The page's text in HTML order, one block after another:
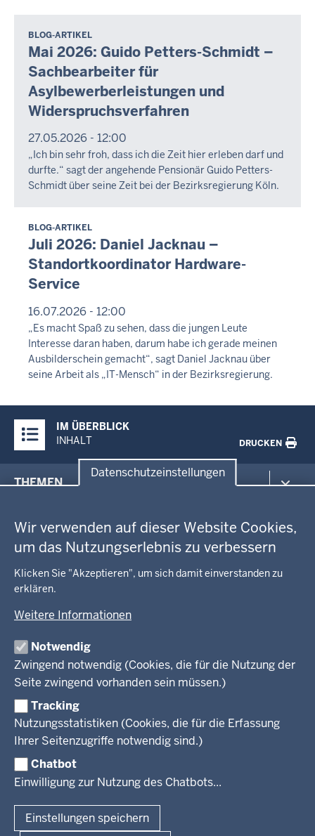
Datenschutzeinstellungen
Wir verwenden auf dieser Website Cookies,
um das Nutzungserlebnis zu verbessern
Klicken Sie "Akzeptieren", um sich damit einverstanden zu
erklären.
Weitere Informationen
Notwendig
Zwingend notwendig (Cookies, die für die Nutzung der
Seite zwingend vorhanden sein müssen.)
Tracking
Nutzungsstatistiken (Cookies, die für die Erfassung
Ihrer Seitenzugriffe notwendig sind.)
Chatbot
Einwilligung zur Nutzung des Chatbots...
Einstellungen speichern
BLOG-ARTIKEL
Mai 2026: Guido Petters-Schmidt –
Sachbearbeiter für
Asylbewerberleistungen und
Widerspruchsverfahren
27.05.2026 - 12:00
„Ich bin sehr froh, dass ich die Zeit hier erleben darf und
durfte.“ sagt der angehende Pensionär Guido Petters-
Schmidt über seine Zeit bei der Bezirksregierung Köln.
BLOG-ARTIKEL
Juli 2026: Daniel Jacknau –
Standortkoordinator Hardware-
Service
16.07.2026 - 12:00
„Es macht Spaß zu sehen, dass die jungen Leute
Interesse daran haben, darum habe ich gerade meinen
Ausbilderschein gemacht“, sagt Daniel Jacknau über
seine Arbeit als „IT-Mensch“ in der Bezirksregierung.
Inhalte
IM ÜBERBLICK
INHALT
DRUCKEN
in
Fußzeile
THEMEN
Gesundheit und Soziales
Kommunales, Planung, Bauen und Verkehr
Schule und Bildung
Wirtschaft und Kultur
GEOBASIS NRW
Ausbildung und Karriere
Geodaten-Anwendungen
Neues
Produkte und Dienste
TIM-online
Webdienste
Amtsblatt
Behördenleitung
Leitbild
Personalvertretung
Regierungsbezirk
Reisekostenstelle
Veranstaltungen
Stellenangebote
Stellenangebote Schule
Praktikum
Referendariate
Bewerbung
Vormerkstelle NRW
PRESSE
Mediathek
Newsletter
Pressekontakt
Pressemitteilungen
Publikationen
VERFAHREN UND BEKANNTMACHUNGEN
Bekanntmachungen
Legionellen
Luftreinhaltepläne
Verfahrensübersichten
Überwachung umweltrelevanter Anlagen
Facebook
Instagram
LinkedIn
© 2026 Bezirksregierung Köln
Organisationsplan
Lizenzbedingungen Geobasis NRW
Dokumente und Ressourcen
Kontakt